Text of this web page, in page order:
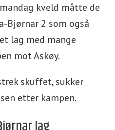
kveld måtte de
Bjørnar 2 som også
lag med mange
mot Askøy.
skuffet, sukker
etter kampen.